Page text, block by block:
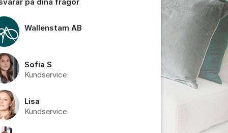
för inlägg/kommentar
på dina frågor
Wallenstam AB
Sofia S
Kundservice
Lisa
Kundservice